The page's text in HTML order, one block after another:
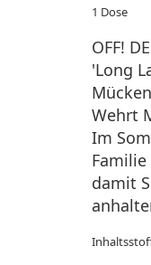
1 Dose
OFF!
'Long
Wehrt
Im
damit